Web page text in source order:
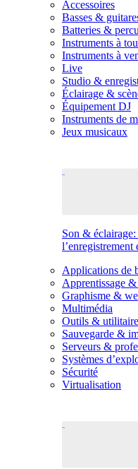
Accessoires
Basses &
Batteries &
Instruments à
Instruments à
Live
Studio &
Éclairage &
Équipement DJ
Instruments de
Jeux musicaux
Son &
l’enregistrement
Applications de
Apprentissage
Graphisme &
Multimédia
Outils &
Sauvegarde &
Serveurs &
Systèmes
Sécurité
Virtualisation